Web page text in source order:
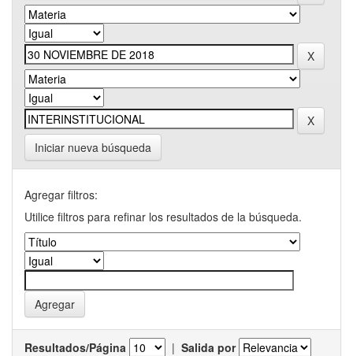
Iniciar nueva búsqueda
Agregar filtros:
Utilice filtros para refinar los resultados de la búsqueda.
Resultados/Página | Salida por